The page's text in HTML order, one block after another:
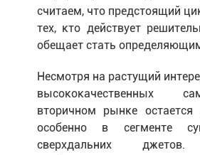
считаем, что предстоящий
тех, кто действует
обещает стать
Несмотря на растущий
высококачественных
вторичном рынке остается
особенно в сегменте
сверхдальних джетов.